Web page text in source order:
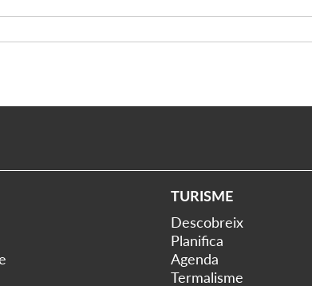
TURISME
Descobreix
Planifica
Agenda
Termalisme